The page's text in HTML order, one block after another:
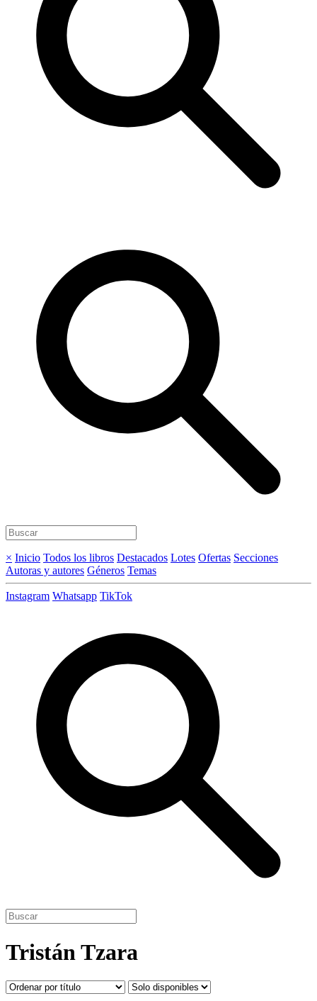
× Inicio Todos los libros Destacados Lotes Ofertas Secciones
Autoras y autores Géneros Temas
Instagram Whatsapp TikTok
Tristán Tzara